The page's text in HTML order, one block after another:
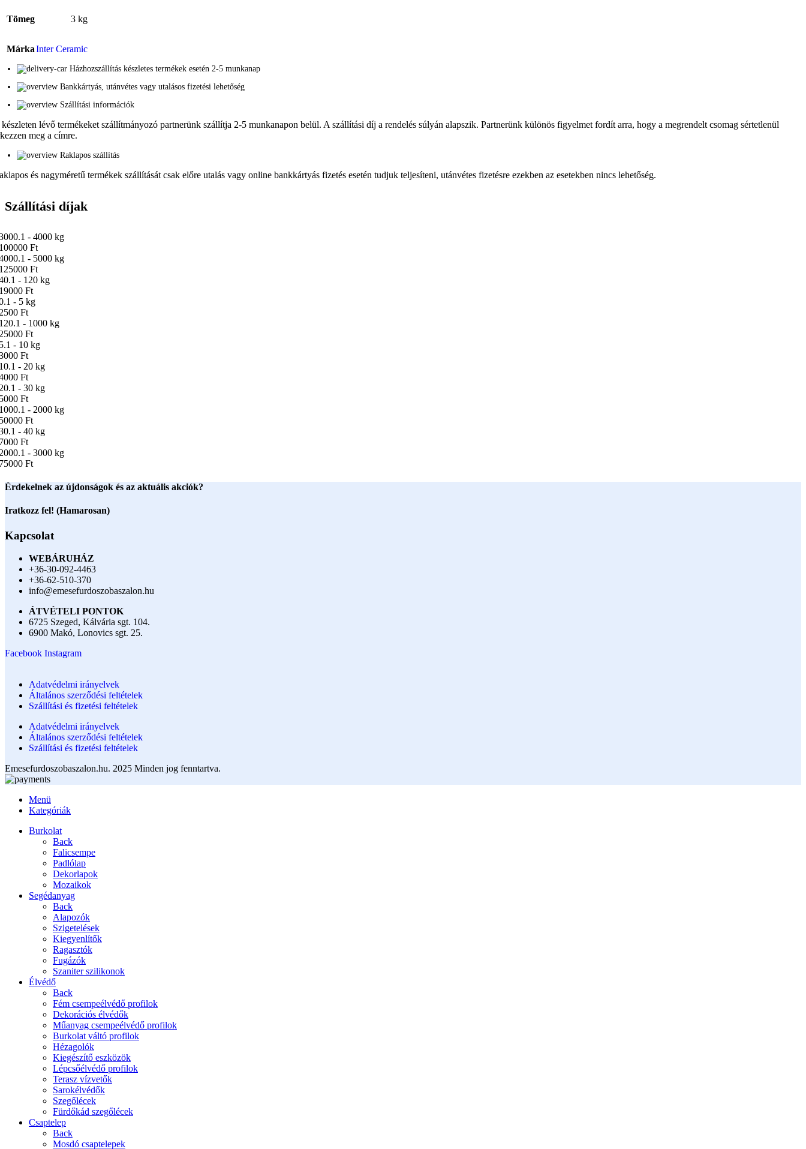
Tömeg 3 kg
MárkaInter Ceramic
Házhozszállítás készletes termékek esetén 2-5 munkanap
Bankkártyás, utánvétes vagy utalásos fizetési lehetőség
Szállítási információk
lévő termékeket szállítmányozó partnerünk szállítja 2-5 munkanapon belül. A szállítási díj a rendelés súlyán alapszik. Partnerünk különös figyelmet fordít arra, hogy a megrendelt csomag sértetlenül
meg a címre.
Raklapos szállítás
és nagyméretű termékek szállítását csak előre utalás vagy online bankkártyás fizetés esetén tudjuk teljesíteni, utánvétes fizetésre ezekben az esetekben nincs lehetőség.
Szállítási díjak
- 4000 kg
Ft
- 5000 kg
Ft
- 120 kg
Ft
- 5 kg
Ft
- 1000 kg
Ft
- 10 kg
Ft
- 20 kg
Ft
- 30 kg
Ft
- 2000 kg
Ft
- 40 kg
Ft
- 3000 kg
Ft
Érdekelnek az újdonságok és az aktuális akciók?
Iratkozz fel! (Hamarosan)
Kapcsolat
WEBÁRUHÁZ
+36-30-092-4463
+36-62-510-370
info@emesefurdoszobaszalon.hu
ÁTVÉTELI PONTOK
6725 Szeged, Kálvária sgt. 104.​
6900 Makó, Lonovics sgt. 25.
Facebook Instagram
Adatvédelmi irányelvek
Általános szerződési feltételek
Szállítási és fizetési feltételek
Adatvédelmi irányelvek
Általános szerződési feltételek
Szállítási és fizetési feltételek
Emesefurdoszobaszalon.hu. 2025 Minden jog fenntartva.
Menü
Kategóriák
Burkolat
Back
Falicsempe
Padlólap
Dekorlapok
Mozaikok
Segédanyag
Back
Alapozók
Szigetelések
Kiegyenlítők
Ragasztók
Fugázók
Szaniter szilikonok
Élvédő
Back
Fém csempeélvédő profilok
Dekorációs élvédők
Műanyag csempeélvédő profilok
Burkolat váltó profilok
Hézagolók
Kiegészítő eszközök
Lépcsőélvédő profilok
Terasz vízvetők
Sarokélvédők
Szegőlécek
Fürdőkád szegőlécek
Csaptelep
Back
Mosdó csaptelepek